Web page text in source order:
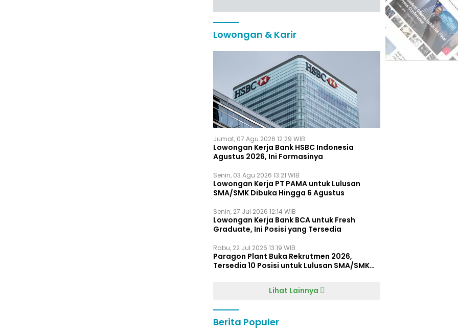
Lowongan & Karir
Jumat, 07 Agu 2026 12:29 WIB
Lowongan Kerja Bank HSBC Indonesia
Agustus 2026, Ini Formasinya
Senin, 03 Agu 2026 13:21 WIB
Lowongan Kerja PT PAMA untuk Lulusan
SMA/SMK Dibuka Hingga 6 Agustus
Senin, 27 Jul 2026 12:14 WIB
Lowongan Kerja Bank BCA untuk Fresh
Graduate, Ini Posisi yang Tersedia
Rabu, 22 Jul 2026 13:19 WIB
Paragon Plant Buka Rekrutmen 2026,
Tersedia 10 Posisi untuk Lulusan SMA/SMK
Lihat Lainnya
Berita Populer